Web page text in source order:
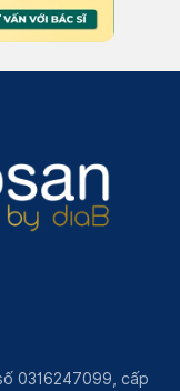
0316247099, cấp